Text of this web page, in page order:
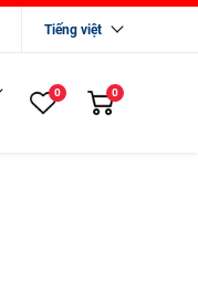
Tiếng việt
0 0